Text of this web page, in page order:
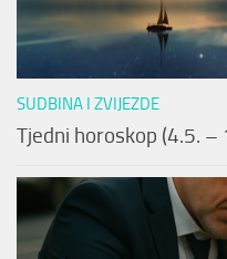
SUDBINA I ZVIJEZDE
Tjedni horoskop (4.5. –